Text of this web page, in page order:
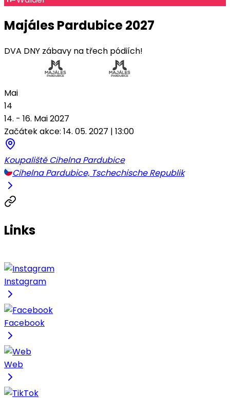
Majáles Pardubice 2027
DVA DNY zábavy na třech pódiích!
Mai
14
14. - 16. Mai 2027
Začátek akce: 14. 05. 2027 | 13:00
Koupaliště Cihelna Pardubice
Cihelna Pardubice, Tschechische Republik
Links
Instagram
Facebook
Web